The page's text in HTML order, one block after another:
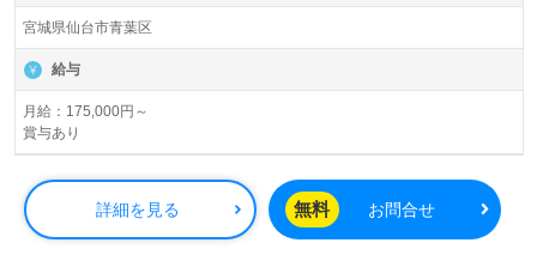
宮城県仙台市青葉区
給与
月給：175,000円～
賞与あり
詳細を見る 無料 お問合せ